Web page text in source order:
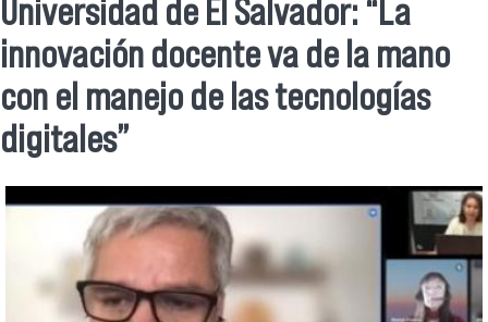
Universidad de El Salvador: “La
innovación docente va de la mano
con el manejo de las tecnologías
digitales”